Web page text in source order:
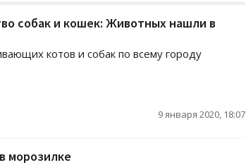
собак и кошек: Животных нашли в
котов и собак по всему городу
9 января 2020, 18:07
морозилке